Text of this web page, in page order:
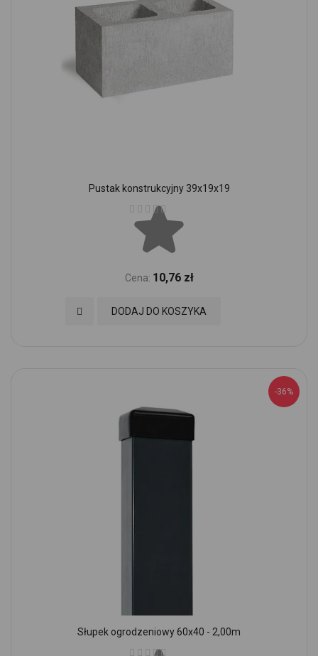
Pustak konstrukcyjny 39x19x19
Ocena:
Cena: 10,76 zł
DODAJ DO KOSZYKA
Dodaj do Ulubionych
-36%
Słupek ogrodzeniowy 60x40 - 2,00m
Ocena: